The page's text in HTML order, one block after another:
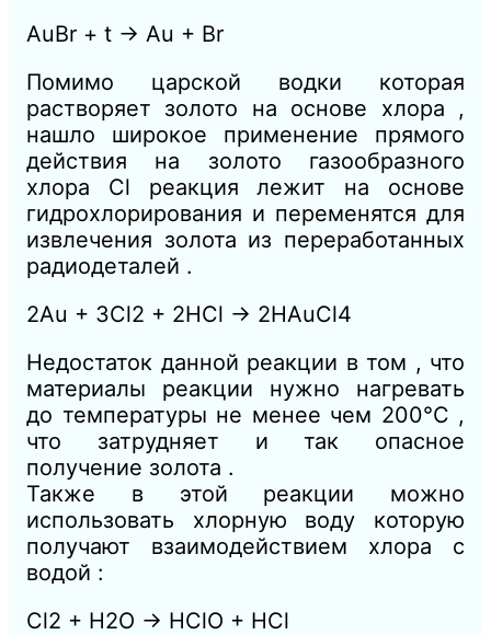
AuBr + t → Au + Br
Помимо царской водки которая
растворяет золото на основе хлора ,
нашло широкое применение прямого
действия на золото газообразного
хлора Cl реакция лежит на основе
гидрохлорирования и переменятся для
извлечения золота из переработанных
радиодеталей .
2Au + 3Cl2 + 2HCl → 2HAuCl4
Недостаток данной реакции в том , что
материалы реакции нужно нагревать
до температуры не менее чем 200°C ,
что затрудняет и так опасное
получение золота .
Также в этой реакции можно
использовать хлорную воду которую
получают взаимодействием хлора с
водой :
Cl2 + H2O → HClO + HCl